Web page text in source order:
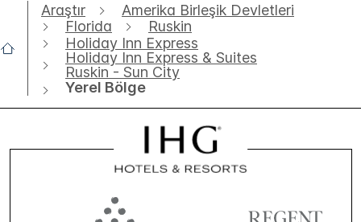
Araştır
Amerika Birleşik Devletleri
Florida
Ruskin
Holiday Inn Express
Holiday Inn Express & Suites
Ruskin - Sun City
Yerel Bölge